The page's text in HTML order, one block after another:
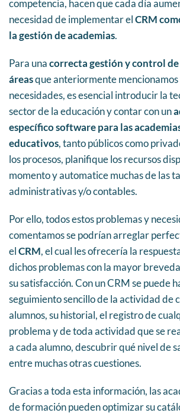
competencia, hacen que cada día
necesidad de implementar elCRM
la gestión de academias.
Para unacorrecta gestión y control de
áreasque anteriormente
necesidades, es esencial introducir la
sector de la educación y contar con un
específico software para las
educativos, tanto públicos como
los procesos, planifique los recursos
momento y automatice muchas de las
administrativas y/o contables.
Por ello, todos estos problemas y
comentamos se podrían arreglar
elCRM, el cual les ofrecería la
dichos problemas con la mayor
su satisfacción. Con un CRM se puede
seguimiento sencillo de la actividad de
alumnos, su historial, el registro de
problema y de toda actividad que se
a cada alumno, descubrir qué nivel de
entre muchas otras cuestiones.
Gracias a toda esta información, las
de formación pueden optimizar su